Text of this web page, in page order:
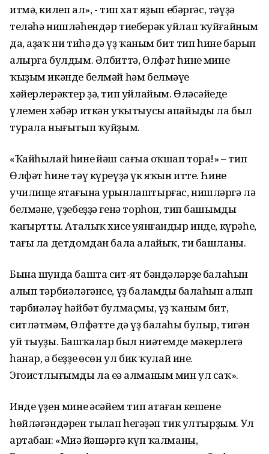
итмә, килеп ал», - тип хат яҙып ебәргәс, тәүҙә
теләһә нишләһендәр тиеберәк уйлап ҡуйғайным
да, аҙаҡ ни тиһәң дә үҙ ҡаным бит тип һине барып
алырға булдым. Әлбиттә, Өлфәт һинең минең
ҡыҙым икәнде белмәй һәм белмәүе
хәйерлерәктер ҙә, тип уйлайым. Өләсәйеңдең
үлемен хәбәр иткән уҡытыусы апайыңды ла был
турала нығытып ҡуйҙым.
«Ҡайһылай һинең йәш сағыңа оҡшап тора!» – тип
Өлфәт һине тәү күреүҙә үк яҡын итте. Һине
училище ятағына урынлаштырғас, нишләргә лә
белмәне, үҙебеҙҙә генә торһон, тип башымды
ҡаңғыртты. Аталыҡ хисе уянғандыр инде, күрәһең,
тағы ла детдомдан бала алайыҡ, ти башланы.
Бына шунда башта сит-ят бәндәләрҙең балаһын
алып тәрбиәләгәнсе, үҙ баламдың балаһын алып
тәрбиәләү һәйбәт булмаҫмы, үҙ ҡаным бит,
ситләтмәм, Өлфәттең дә үҙ балаһы булыр, тигән
уй тыуҙы. Башҡалар был ниәтемде мәкерлегә
һанар, ә беҙҙең өсөн ул бик ҡулай ине.
Эгоистлығымды ла еңә алманым мин ул саҡ».
Инде үҙен минең әсәйем тип атаған кешенең
һөйләгәндәрен тыңлап һеңгәҙәп тик ултырҙым. Ул
артабан: «Миңә йәшәргә күп ҡалманы,